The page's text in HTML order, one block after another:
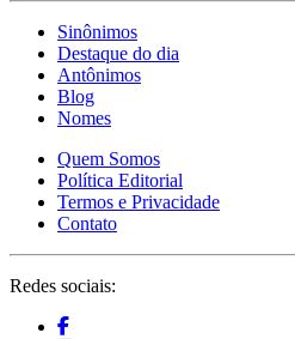
Sinônimos
Destaque do dia
Antônimos
Blog
Nomes
Quem Somos
Política Editorial
Termos e Privacidade
Contato
Redes sociais: